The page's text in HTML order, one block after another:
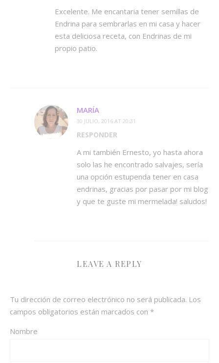
Excelente. Me encantaria tener semillas de
Endrina para sembrarlas en mi casa y hacer
esta deliciosa receta, con Endrinas de mi
propio patio.
MARÍA
30 JULIO, 2016 AT 20:31
RESPONDER
A mi también Ernesto, yo hasta ahora
solo las he encontrado salvajes, sería
una opción estupenda tener en casa
endrinas, gracias por pasar por mi blog
y que te guste mi mermelada! saludos!
LEAVE A REPLY
Tu dirección de correo electrónico no será publicada. Los
campos obligatorios están marcados con *
Nombre